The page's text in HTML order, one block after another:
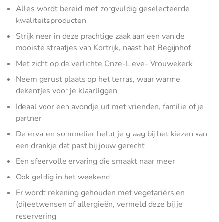
Alles wordt bereid met zorgvuldig geselecteerde
kwaliteitsproducten
Strijk neer in deze prachtige zaak aan een van de
mooiste straatjes van Kortrijk, naast het Begijnhof
Met zicht op de verlichte Onze-Lieve- Vrouwekerk
Neem gerust plaats op het terras, waar warme
dekentjes voor je klaarliggen
Ideaal voor een avondje uit met vrienden, familie of je
partner
De ervaren sommelier helpt je graag bij het kiezen van
een drankje dat past bij jouw gerecht
Een sfeervolle ervaring die smaakt naar meer
Ook geldig in het weekend
Er wordt rekening gehouden met vegetariërs en
(di)eetwensen of allergieën, vermeld deze bij je
reservering